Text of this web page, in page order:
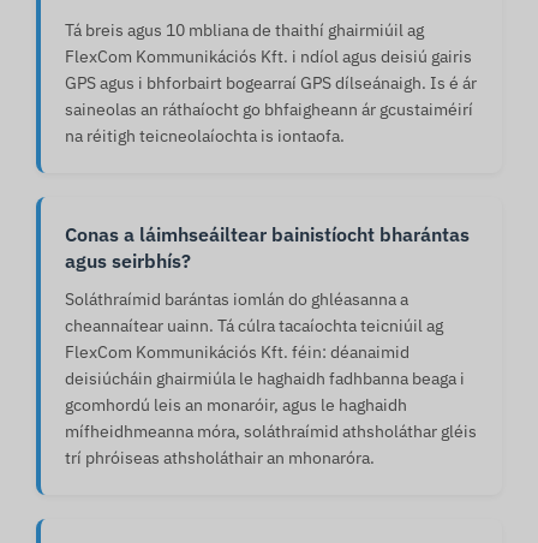
Tá breis agus 10 mbliana de thaithí ghairmiúil ag
FlexCom Kommunikációs Kft. i ndíol agus deisiú gairis
GPS agus i bhforbairt bogearraí GPS dílseánaigh. Is é ár
saineolas an ráthaíocht go bhfaigheann ár gcustaiméirí
na réitigh teicneolaíochta is iontaofa.
Conas a láimhseáiltear bainistíocht bharántas
agus seirbhís?
Soláthraímid barántas iomlán do ghléasanna a
cheannaítear uainn. Tá cúlra tacaíochta teicniúil ag
FlexCom Kommunikációs Kft. féin: déanaimid
deisiúcháin ghairmiúla le haghaidh fadhbanna beaga i
gcomhordú leis an monaróir, agus le haghaidh
mífheidhmeanna móra, soláthraímid athsholáthar gléis
trí phróiseas athsholáthair an mhonaróra.